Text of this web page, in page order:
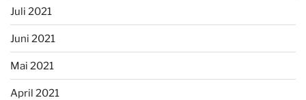
Juli 2021
Juni 2021
Mai 2021
April 2021